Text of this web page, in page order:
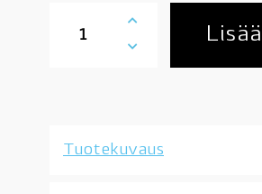
moniurahihna,
6PK1827/1830,
N52N,
Tuotekuvaus